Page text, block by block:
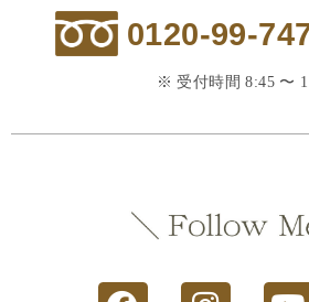
0120-99-
※ 受付時間 8:45 〜